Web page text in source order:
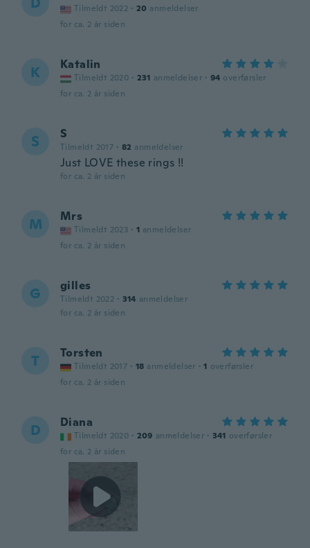
Tilmeldt 2022 · 20 anmeldelser
for ca. 2 år siden
K Katalin
Tilmeldt 2020 · 231 anmeldelser · 94 overførsler
for ca. 2 år siden
S S
Tilmeldt 2017 · 82 anmeldelser
Just LOVE these rings !!
for ca. 2 år siden
M Mrs
Tilmeldt 2023 · 1 anmeldelser
for ca. 2 år siden
G gilles
Tilmeldt 2022 · 314 anmeldelser
for ca. 2 år siden
T Torsten
Tilmeldt 2017 · 18 anmeldelser · 1 overførsler
for ca. 2 år siden
D Diana
Tilmeldt 2020 · 209 anmeldelser · 341 overførsler
for ca. 2 år siden